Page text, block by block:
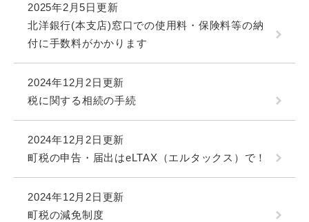
2025年2月5日更新
北洋銀行(本支店)窓口での使用料・保険料等の納
付に手数料がかかります
2024年12月2日更新
税に関する相続の手続
2024年12月2日更新
町税の申告・届出はeLTAX（エルタックス）で！
2024年12月2日更新
町税の減免制度